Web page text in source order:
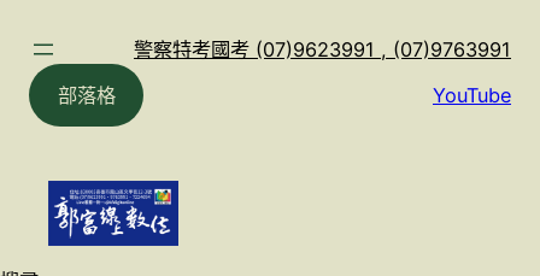
警察特考國考 (07)9623991 , (07)9763991
部落格
YouTube